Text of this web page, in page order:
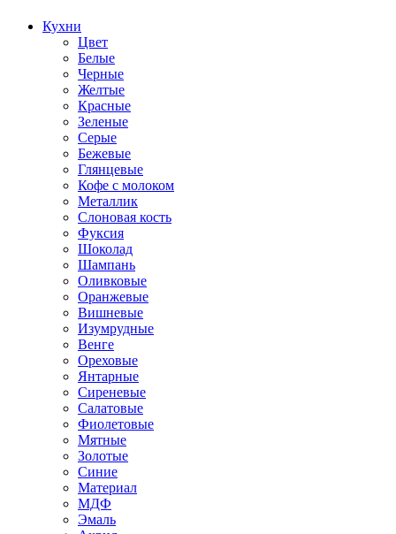
Кухни
Цвет
Белые
Черные
Желтые
Красные
Зеленые
Серые
Бежевые
Глянцевые
Кофе с молоком
Металлик
Слоновая кость
Фуксия
Шоколад
Шампань
Оливковые
Оранжевые
Вишневые
Изумрудные
Венге
Ореховые
Янтарные
Сиреневые
Салатовые
Фиолетовые
Мятные
Золотые
Синие
Материал
МДФ
Эмаль